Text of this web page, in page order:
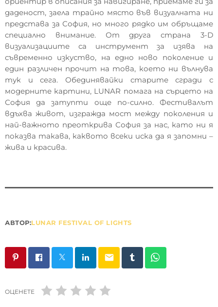
даденост, заела трайно място във визуалната ни
представа за София, но много рядко им обръщаме
специално внимание. От друга страна 3-D
визуализациите са инструмент за изява на
съвременно изкуство, на едно ново поколение и
един различен прочит на това, което ни вълнува
тук и сега. Обединявайки старите сгради с
модерните картини, LUNAR помага на сърцето на
София да затупти още по-силно. Фестивалът
вдъхва живот, изгражда мост между поколения и
най-важното преоткрива София за нас, като ни я
показва такава, каквото всеки иска да я запомни –
жива и красива.
АВТОР:LUNAR FESTIVAL OF LIGHTS
email
ОЦЕНЕТЕ